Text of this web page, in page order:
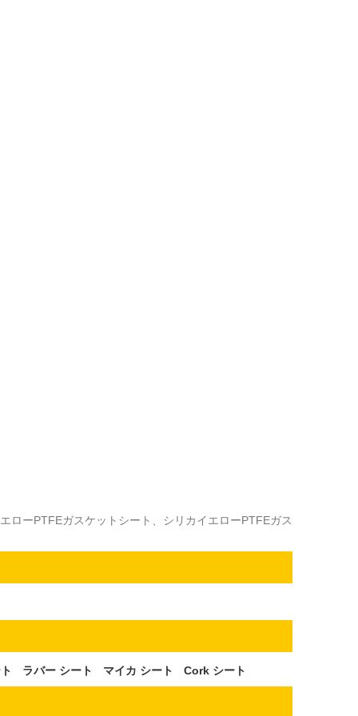
ローPTFEガスケットシート、シリカイエローPTFEガス
ラバー シート マイカ シート Cork シート